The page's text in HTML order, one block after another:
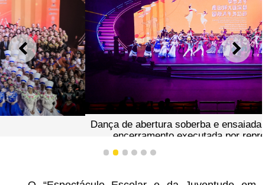
ANTERIOR
Dança de abertura soberba e ensaiada do espectáculo de
encerramento executada por representantes de
dançarinos de diferentes locais
1 2 3 4 5 6